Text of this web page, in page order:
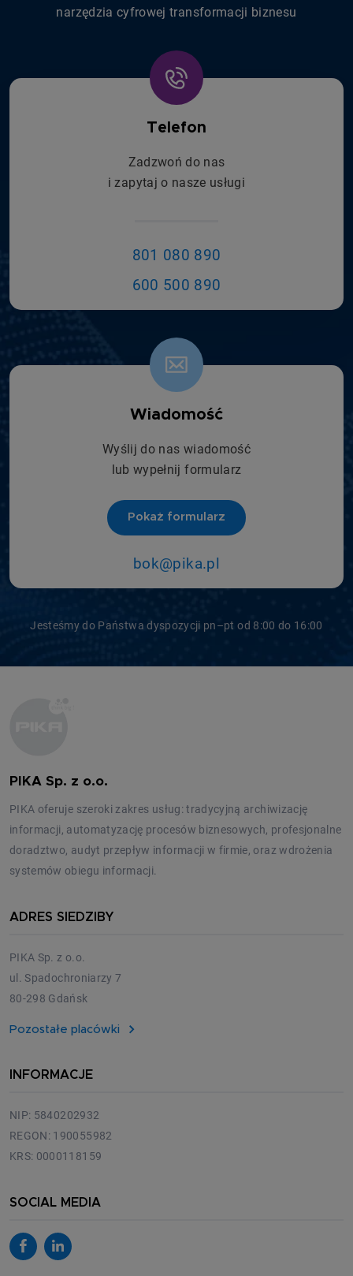
narzędzia cyfrowej transformacji biznesu
Telefon
Zadzwoń do nas
i zapytaj o nasze usługi
801 080 890
600 500 890
Wiadomość
Wyślij do nas wiadomość
lub wypełnij formularz
Pokaż formularz
bok@pika.pl
Jesteśmy do Państwa dyspozycji pn–pt od 8:00 do 16:00
PIKA Sp. z o.o.
PIKA oferuje szeroki zakres usług: tradycyjną archiwizację
informacji, automatyzację procesów biznesowych, profesjonalne
doradztwo, audyt przepływ informacji w firmie, oraz wdrożenia
systemów obiegu informacji.
ADRES SIEDZIBY
PIKA Sp. z o.o.
ul. Spadochroniarzy 7
80-298 Gdańsk
Pozostałe placówki
INFORMACJE
NIP: 5840202932
REGON: 190055982
KRS: 0000118159
SOCIAL MEDIA